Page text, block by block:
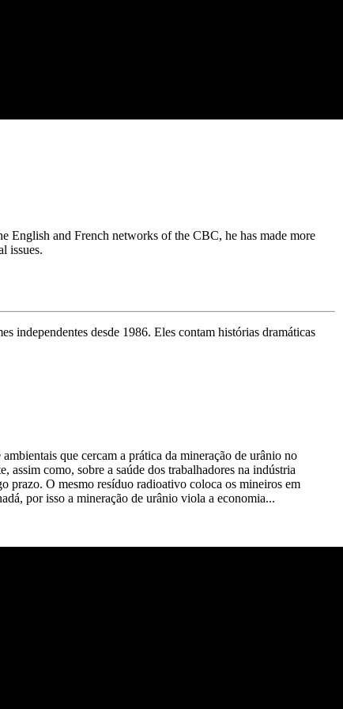
and French networks of the CBC, he has made more
issues.
independentes desde 1986. Eles contam histórias dramáticas
que cercam a prática da mineração de urânio no
como, sobre a saúde dos trabalhadores na indústria
prazo. O mesmo resíduo radioativo coloca os mineiros em
por isso a mineração de urânio viola a economia...